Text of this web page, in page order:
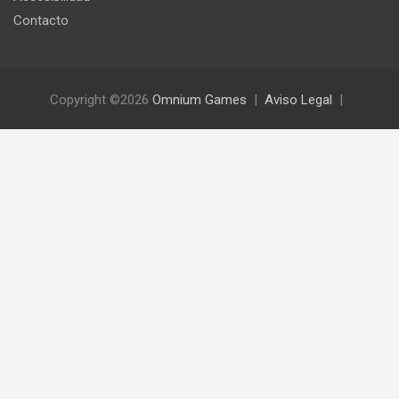
Contacto
Copyright ©2026 Omnium Games Aviso Legal